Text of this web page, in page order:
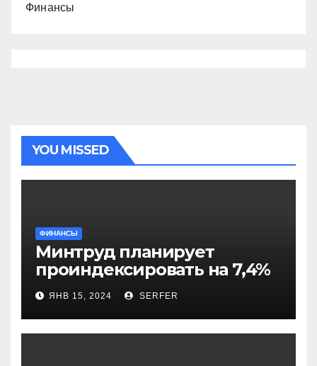
Финансы
YOU MISSED
ФИНАНСЫ
Минтруд планирует
проиндексировать на 7,4%
более 40 выплат и
компенсаций
ЯНВ 15, 2024 SERFER